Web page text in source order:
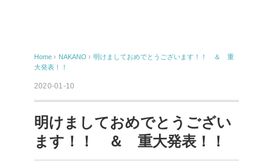
Home › NAKANO › 明けましておめでとうございます！！ ＆ 重
大発表！！
2020-01-10
明けましておめでとうござい
ます！！ ＆ 重大発表！！